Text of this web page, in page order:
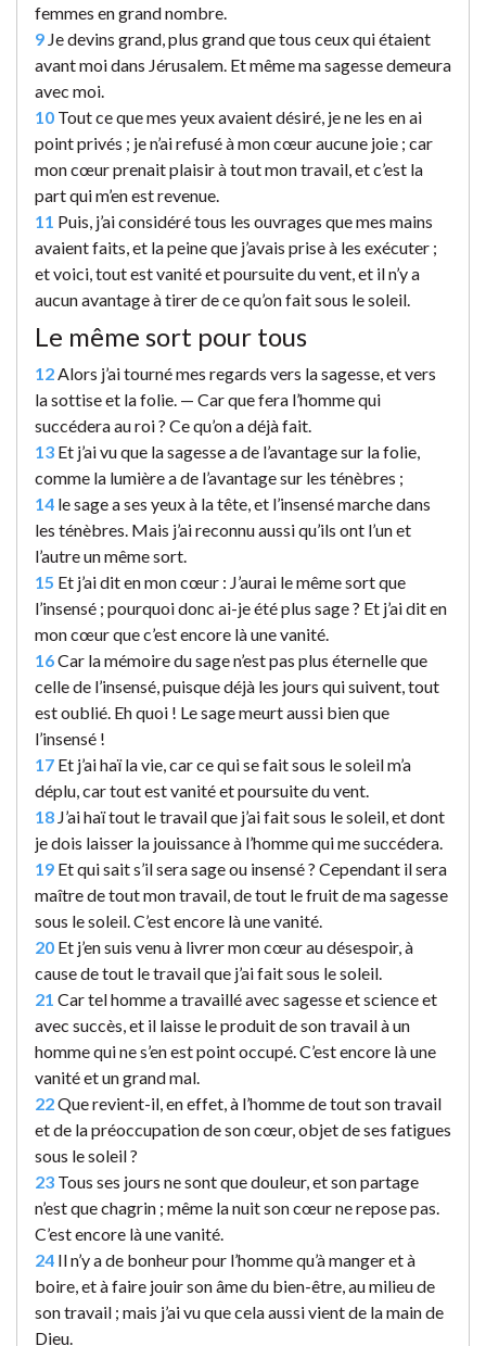
femmes en grand nombre.
9 Je devins grand, plus grand que tous ceux qui étaient
avant moi dans Jérusalem. Et même ma sagesse demeura
avec moi.
10 Tout ce que mes yeux avaient désiré, je ne les en ai
point privés ; je n’ai refusé à mon cœur aucune joie ; car
mon cœur prenait plaisir à tout mon travail, et c’est la
part qui m’en est revenue.
11 Puis, j’ai considéré tous les ouvrages que mes mains
avaient faits, et la peine que j’avais prise à les exécuter ;
et voici, tout est vanité et poursuite du vent, et il n’y a
aucun avantage à tirer de ce qu’on fait sous le soleil.
Le même sort pour tous
12 Alors j’ai tourné mes regards vers la sagesse, et vers
la sottise et la folie. — Car que fera l’homme qui
succédera au roi ? Ce qu’on a déjà fait.
13 Et j’ai vu que la sagesse a de l’avantage sur la folie,
comme la lumière a de l’avantage sur les ténèbres ;
14 le sage a ses yeux à la tête, et l’insensé marche dans
les ténèbres. Mais j’ai reconnu aussi qu’ils ont l’un et
l’autre un même sort.
15 Et j’ai dit en mon cœur : J’aurai le même sort que
l’insensé ; pourquoi donc ai-je été plus sage ? Et j’ai dit en
mon cœur que c’est encore là une vanité.
16Car la mémoire du sage n’est pas plus éternelle que
celle de l’insensé, puisque déjà les jours qui suivent, tout
est oublié. Eh quoi ! Le sage meurt aussi bien que
l’insensé !
17 Et j’ai haï la vie, car ce qui se fait sous le soleil m’a
déplu, car tout est vanité et poursuite du vent.
18 J’ai haï tout le travail que j’ai fait sous le soleil, et dont
je dois laisser la jouissance à l’homme qui me succédera.
19 Et qui sait s’il sera sage ou insensé ? Cependant il sera
maître de tout mon travail, de tout le fruit de ma sagesse
sous le soleil. C’est encore là une vanité.
20 Et j’en suis venu à livrer mon cœur au désespoir, à
cause de tout le travail que j’ai fait sous le soleil.
21 Car tel homme a travaillé avec sagesse et science et
avec succès, et il laisse le produit de son travail à un
homme qui ne s’en est point occupé. C’est encore là une
vanité et un grand mal.
22Que revient-il, en effet, à l’homme de tout son travail
et de la préoccupation de son cœur, objet de ses fatigues
sous le soleil ?
23 Tous ses jours ne sont que douleur, et son partage
n’est que chagrin ; même la nuit son cœur ne repose pas.
C’est encore là une vanité.
24 Il n’y a de bonheur pour l’homme qu’à manger et à
boire, et à faire jouir son âme du bien-être, au milieu de
son travail ; mais j’ai vu que cela aussi vient de la main de
Dieu.